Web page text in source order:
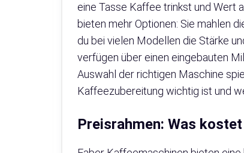
eine Tasse Kaffee trinkst und Wert
bieten mehr Optionen: Sie mahlen
du bei vielen Modellen die Stärke
verfügen über einen eingebauten
Auswahl der richtigen Maschine
Kaffeezubereitung wichtig ist und
Preisrahmen: Was